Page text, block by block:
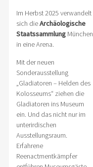
Im Herbst 2025 verwandelt
sich dieArchäologische
StaatssammlungMünchen
in eine Arena.
Mit der neuen
Sonderausstellung
„Gladiatoren – Helden des
Kolosseums“ ziehen die
Gladiatoren ins Museum
ein. Und das nicht nur im
unterirdischen
Ausstellungsraum.
Erfahrene
Reenactmentkämpfer